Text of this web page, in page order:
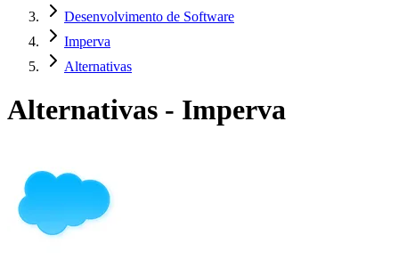
Desenvolvimento de Software
Imperva
Alternativas
Alternativas - Imperva